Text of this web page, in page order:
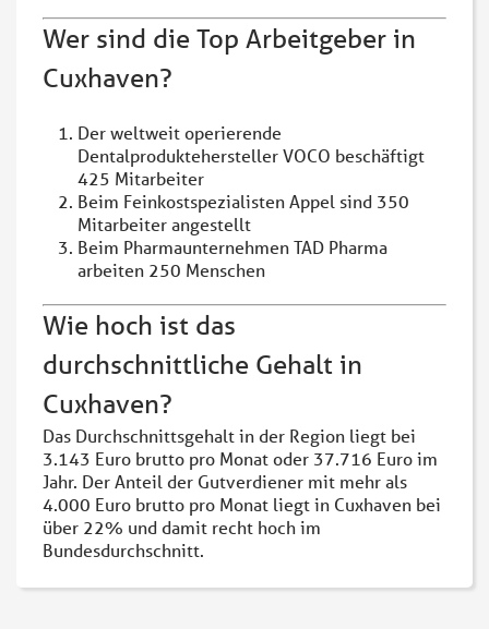
Wer sind die Top Arbeitgeber in
Cuxhaven?
Der weltweit operierende
Dentalproduktehersteller VOCO beschäftigt
425 Mitarbeiter
Beim Feinkostspezialisten Appel sind 350
Mitarbeiter angestellt
Beim Pharmaunternehmen TAD Pharma
arbeiten 250 Menschen
Wie hoch ist das
durchschnittliche Gehalt in
Cuxhaven?
Das Durchschnittsgehalt in der Region liegt bei
3.143 Euro brutto pro Monat oder 37.716 Euro im
Jahr. Der Anteil der Gutverdiener mit mehr als
4.000 Euro brutto pro Monat liegt in Cuxhaven bei
über 22% und damit recht hoch im
Bundesdurchschnitt.